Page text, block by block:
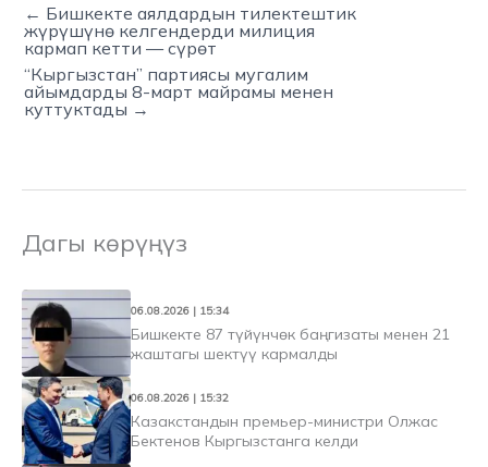
← Бишкекте аялдардын тилектештик
жүрүшүнө келгендерди милиция
кармап кетти — сүрөт
“Кыргызстан” партиясы мугалим
айымдарды 8-март майрамы менен
куттуктады →
Дагы көрүңүз
06.08.2026 | 15:34
Бишкекте 87 түйүнчөк баңгизаты менен 21
жаштагы шектүү кармалды
06.08.2026 | 15:32
Казакстандын премьер-министри Олжас
Бектенов Кыргызстанга келди